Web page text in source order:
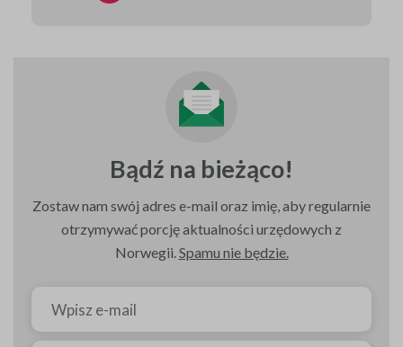
Bądź na bieżąco!
Zostaw nam swój adres e-mail oraz imię, aby regularnie
otrzymywać porcję aktualności urzędowych z
Norwegii.Spamu nie będzie.